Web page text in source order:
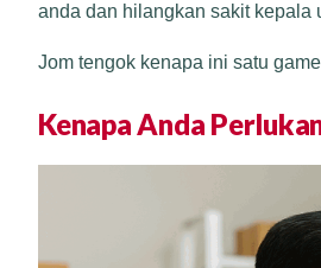
anda dan hilangkan sakit kepala
Jom tengok kenapa ini satu
Kenapa Anda